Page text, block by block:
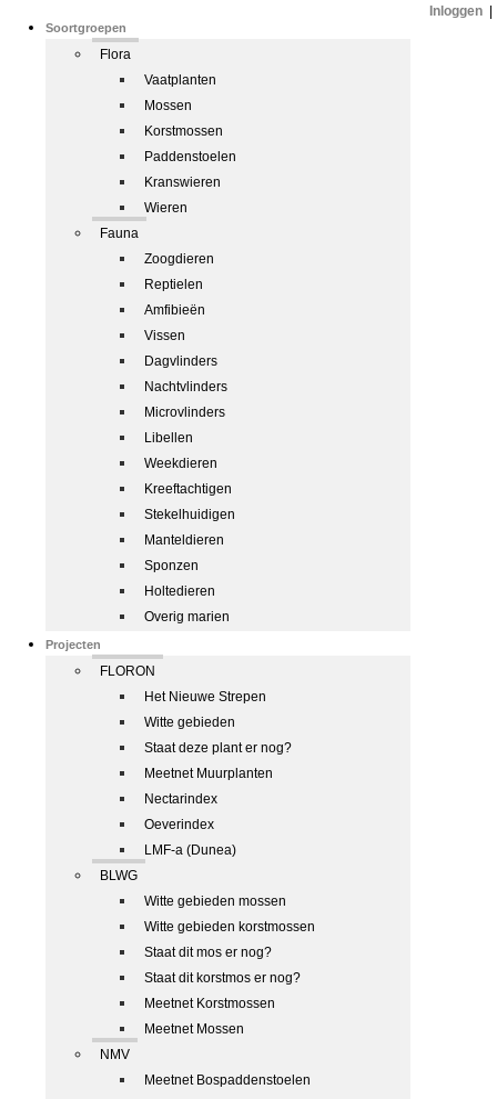
Soortgroepen
Flora
Vaatplanten
Mossen
Korstmossen
Paddenstoelen
Kranswieren
Wieren
Fauna
Zoogdieren
Reptielen
Amfibieën
Vissen
Dagvlinders
Nachtvlinders
Microvlinders
Libellen
Weekdieren
Kreeftachtigen
Stekelhuidigen
Manteldieren
Sponzen
Holtedieren
Overig marien
Projecten
FLORON
Het Nieuwe Strepen
Witte gebieden
Staat deze plant er nog?
Meetnet Muurplanten
Nectarindex
Oeverindex
LMF-a (Dunea)
BLWG
Witte gebieden mossen
Witte gebieden korstmossen
Staat dit mos er nog?
Staat dit korstmos er nog?
Meetnet Korstmossen
Meetnet Mossen
NMV
Meetnet Bospaddenstoelen
Inloggen